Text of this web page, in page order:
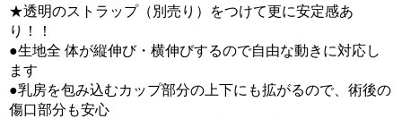
★透明のストラップ（別売り）をつけて更に安定感あ
り！！
●生地全 体が縦伸び・横伸びするので自由な動きに対応し
ます
●乳房を包み込むカップ部分の上下にも拡がるので、術後の
傷口部分も安心